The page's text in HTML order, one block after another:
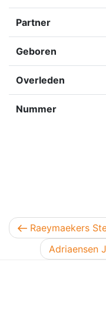
Partner
Geboren
Overleden
Nummer
Vorig bericht
Raeymaekers
Volgend
Adriaensen